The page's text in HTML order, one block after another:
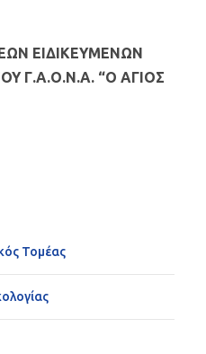
ΕΙΔΙΚΕΥΜΕΝΩΝ
Γ.Α.Ο.Ν.Α. “Ο ΑΓΙΟΣ
Τομέας